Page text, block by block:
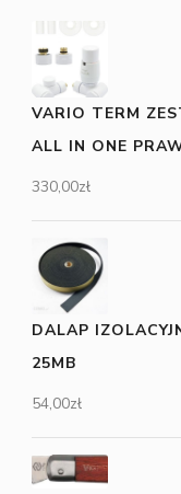
VARIO TERM
ALL IN ONE
330,00zł
DALAP
25MB
54,00zł